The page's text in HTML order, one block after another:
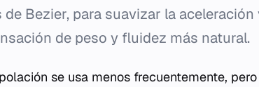
Bezier, para suavizar la
de peso y fluidez más natural.
se usa menos frecuentemente,